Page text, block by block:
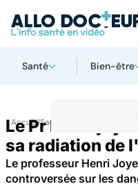
Santé Bien-être
AccueilSanté
Le Pr Henri
sa radiation de
Le professeur Henri
controversée sur les